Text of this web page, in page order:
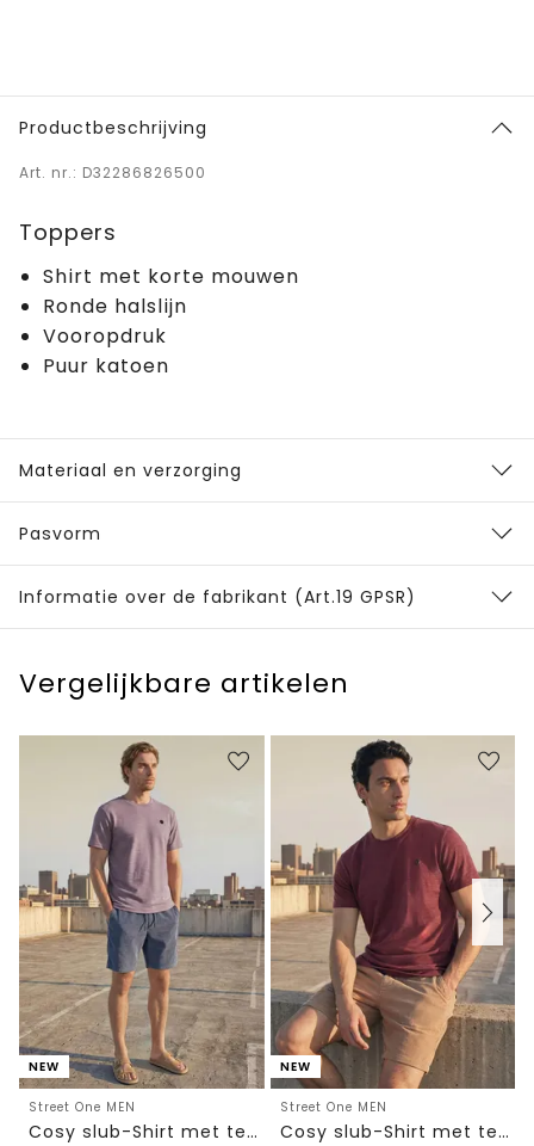
Productbeschrijving
Art. nr.: D32286826500
Toppers
Shirt met korte mouwen
Ronde halslijn
Vooropdruk
Puur katoen
Materiaal en verzorging
Pasvorm
Informatie over de fabrikant (Art.19 GPSR)
Vergelijkbare artikelen
NEW
Street One MEN
Cosy slub-Shirt met textuur
NEW
Street One MEN
Cosy slub-Shirt met textuur